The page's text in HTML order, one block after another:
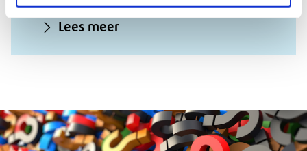
Lees meer